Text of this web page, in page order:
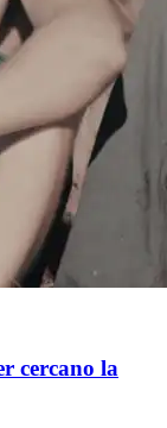
cercano la